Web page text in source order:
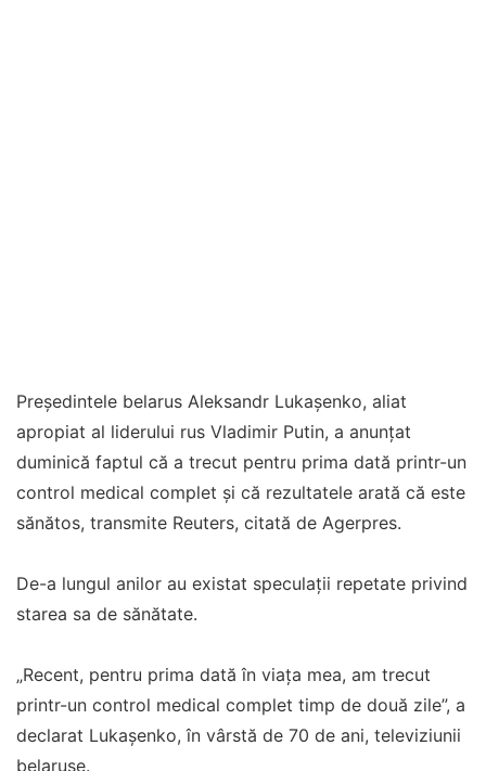
Preşedintele belarus Aleksandr Lukaşenko, aliat
apropiat al liderului rus Vladimir Putin, a anunţat
duminică faptul că a trecut pentru prima dată printr-un
control medical complet şi că rezultatele arată că este
sănătos, transmite Reuters, citată de Agerpres.
De-a lungul anilor au existat speculaţii repetate privind
starea sa de sănătate.
„Recent, pentru prima dată în viaţa mea, am trecut
printr-un control medical complet timp de două zile”, a
declarat Lukaşenko, în vârstă de 70 de ani, televiziunii
belaruse.